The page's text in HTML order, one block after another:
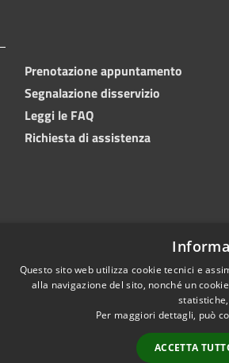
Prenotazione appuntamento
Segnalazione disservizio
Leggi le FAQ
Richiesta di assistenza
Questo sito web utilizza cookie tecnici e
alla navigazione del sito, nonché un
Per maggiori dettagli, può
ACCETTA